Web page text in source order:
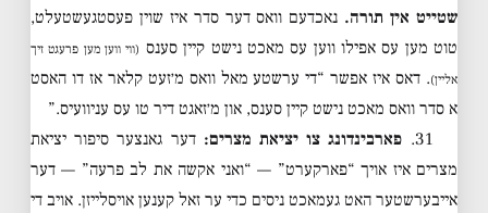
שטייט אין תורה. נאכדעם וואס דער סדר איז שוין פעסטגעשטעלט,
טוט מען עס אפילו ווען עס מאכט נישט קיין סענס (ווי ווען מען פרעגט זיך
אליין). דאס איז אפשר “די ערשטע מאל וואס מ׳זעט קלאר אז דו האסט
א סדר וואס מאכט נישט קיין סענס, און מ׳זאגט דיר טו עס עניוועיס.”
31. פארבינדונג צו יציאת מצרים: דער גאנצער סיפור יציאת
מצרים איז אויך “פארקערט” — “ואני אקשה את לב פרעה” — דער
אייבערשטער האט געמאכט ניסים כדי ער זאל קענען אויסלייזן. אויב די